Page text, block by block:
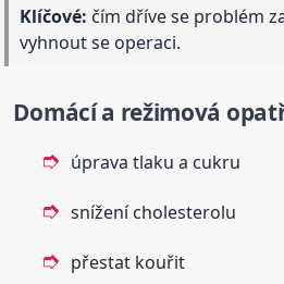
Klíčové: čím dříve se problém
vyhnout se operaci.
Domácí a režimová
úprava tlaku a cukru
snížení cholesterolu
přestat kouřit